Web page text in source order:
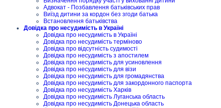
Адвокат - Позбавлення батьківських прав
Виїзд дитини за кордон без згоди батька
Встановлення батьківства
Довідка про несудимість в Україні
Довідка про несудимість в Україні
Довідка про несудимість терміново
Довідка про відсутність судимості
Довідка про несудимість з апостилем
Довідка про несудимість для усиновлення
Довідка про несудимість для візи
Довідка про несудимість для громадянства
Довідка про несудимість для закордонного паспорта
Довідка про несудимість Харків
Довідка про несудимість Луганська область
Довідка про несудимість Донецька область